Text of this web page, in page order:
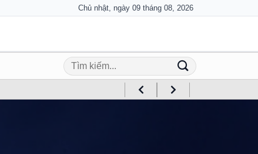
Chủ nhật, ngày 09 tháng 08, 2026